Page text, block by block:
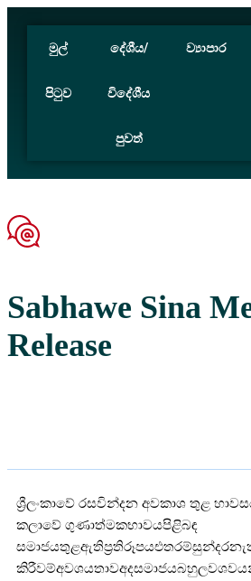
මුල්
පිටුව
දේශීය/
විදේශීය
පුවත්
ව්‍යාපාර
Sabhawe Sina
Release
ශ්‍රීලංකාවේ රසවින්දන අවකාශ තුළ
කලාවේ ගුණාත්මකභාවයපිළිබඳ